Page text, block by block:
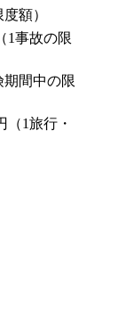
額）
1事故の限
期間中の限
（1旅行・